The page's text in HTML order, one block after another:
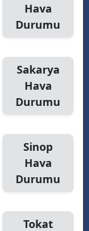
Hava
Durumu
Sakarya
Hava
Durumu
Sinop
Hava
Durumu
Tokat